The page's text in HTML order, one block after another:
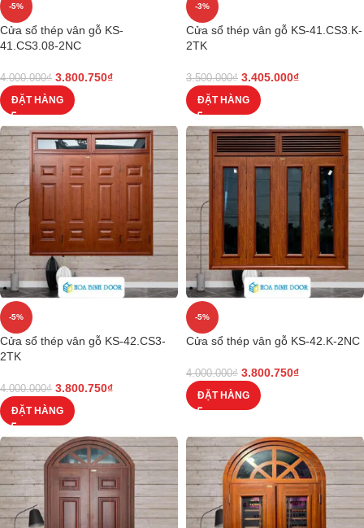
-5%
Cửa sổ thép vân gỗ KS-
41.CS3.08-2NC
4.000.000₫ 3.800.750₫
ĐẶT HÀNG
-3%
Cửa sổ thép vân gỗ KS-41.CS3.K-
2TK
3.500.000₫ 3.405.000₫
ĐẶT HÀNG
-5%
Cửa sổ thép vân gỗ KS-42.CS3-
2TK
4.000.000₫ 3.800.750₫
ĐẶT HÀNG
-5%
Cửa sổ thép vân gỗ KS-42.K-2NC
4.000.000₫ 3.800.750₫
ĐẶT HÀNG